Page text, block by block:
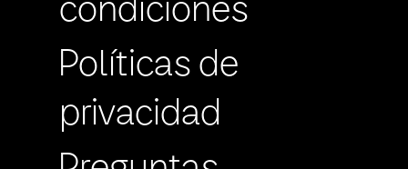
condiciones
Políticas de
privacidad